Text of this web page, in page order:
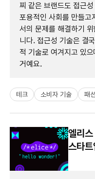
찌 같은 브랜드도 접근
포용적인 사회를 만들고
서의 문제를 해결하기
니다. 접근성 기술은 결
적 기술로 여겨지고 있
거예요.
테크 소비자 기술 패션
엘리
스타